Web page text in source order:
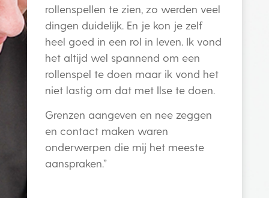
rollenspellen te zien, zo werden veel
dingen duidelijk. En je kon je zelf
heel goed in een rol in leven. Ik vond
het altijd wel spannend om een
rollenspel te doen maar ik vond het
niet lastig om dat met Ilse te doen.
Grenzen aangeven en nee zeggen
en contact maken waren
onderwerpen die mij het meeste
aanspraken.”